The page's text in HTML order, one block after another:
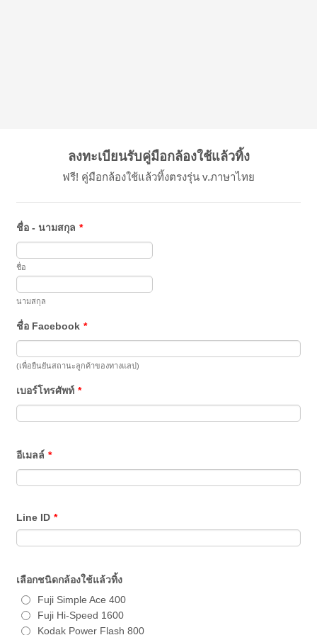
ลงทะเบียนรับคู่มือกล้องใช้แล้วทิ้ง
ฟรี! คู่มือกล้องใช้แล้วทิ้งตรงรุ่น v.ภาษาไทย
ชื่อ - นามสกุล *
ชื่อ
นามสกุล
ชื่อ Facebook *
(เพื่อยืนยันสถานะลูกค้าของทางแลป)
เบอร์โทรศัพท์ *
อีเมลล์ *
Line ID *
เลือกชนิดกล้องใช้แล้วทิ้ง
Fuji Simple Ace 400
Fuji Hi-Speed 1600
Kodak Power Flash 800